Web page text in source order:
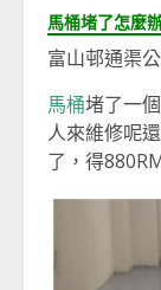
馬桶堵了怎麼
富山邨通渠
馬桶堵了一
人來維修呢
了，得